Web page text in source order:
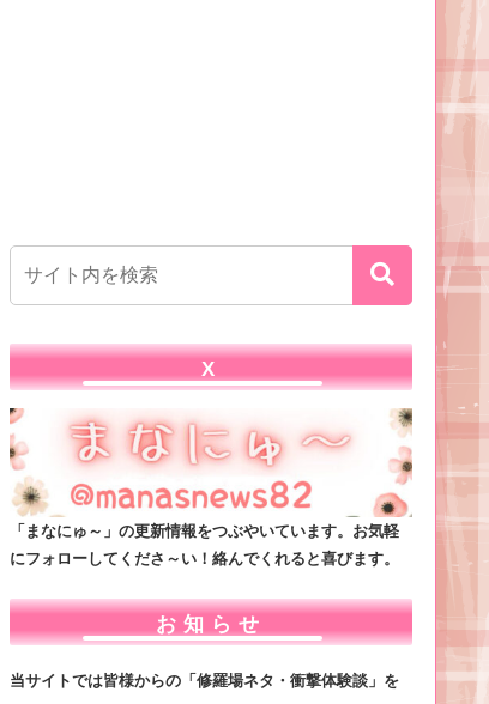
X
「まなにゅ～」の更新情報をつぶやいています。お気軽
にフォローしてくださ～い！絡んでくれると喜びます。
お知らせ
当サイトでは皆様からの「修羅場ネタ・衝撃体験談」を